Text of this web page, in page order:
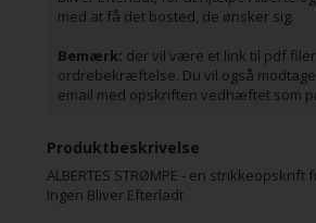
med at få det bosted, de ønsker sig.
Bemærk: der vil være et link til pdf
ordrebekræftelse. Du vil også
email med opskriften vedhæftet som
Produktbeskrivelse
ALBERTES STRØMPE - en strikkeopskrift
Ingen Bliver Efterladt